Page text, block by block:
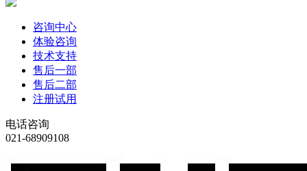
咨询中心
体验咨询
技术支持
售后一部
售后二部
注册试用
电话咨询
021-68909108